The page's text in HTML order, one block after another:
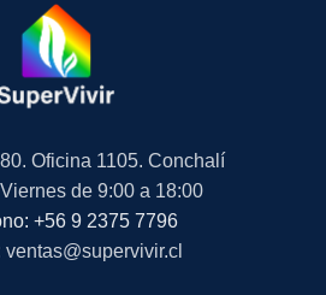
Oficina 1105. Conchalí
de 9:00 a 18:00
+56 9 2375 7796
ventas@supervivir.cl